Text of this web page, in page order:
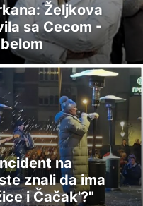
Željkova
sa Cecom -
na
znali da ima
i Čačak'?"